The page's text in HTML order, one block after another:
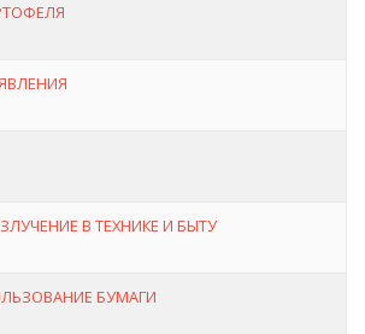
В ТЕХНИКЕ И БЫТУ
БУМАГИ